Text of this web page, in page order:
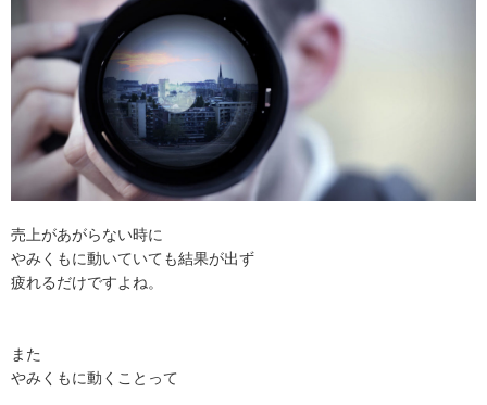
売上があがらない時に
やみくもに動いていても結果が出ず
疲れるだけですよね。
また
やみくもに動くことって